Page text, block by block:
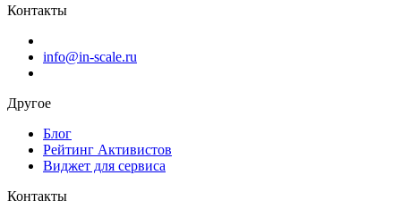
Контакты
info@in-scale.ru
Другое
Блог
Рейтинг Активистов
Виджет для сервиса
Контакты